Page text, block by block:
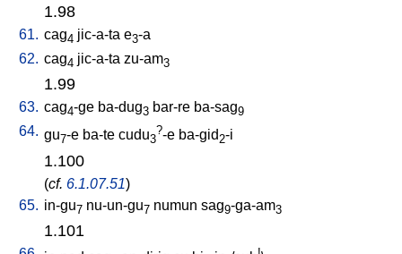
1.98
61. cag4 jic-a-ta e3-a
62. cag4 jic-a-ta zu-am3
1.99
63. cag4-ge ba-dug3 bar-re ba-sag9
64. gu7-e ba-te cudu3
?-e ba-gid2-i
1.100
(cf. 6.1.07.51)
65. in-gu7 nu-un-gu7 numun sag9-ga-am3
1.101